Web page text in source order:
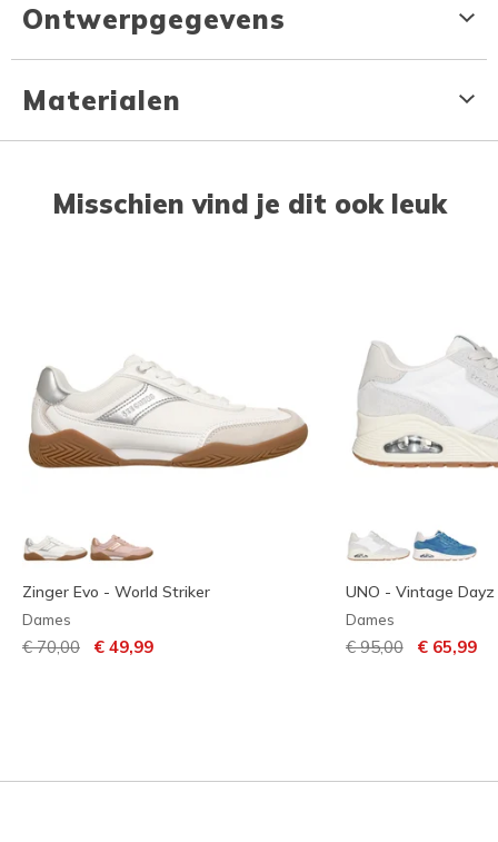
Ontwerpgegevens
Materialen
Misschien vind je dit ook leuk
Zinger Evo - World Striker
Dames
Prijs verlaagd van
€ 70,00 naar
€ 49,99
UNO - Vintage Dayz
Dames
Prijs verlaagd van
€ 95,00naar
€ 65,99